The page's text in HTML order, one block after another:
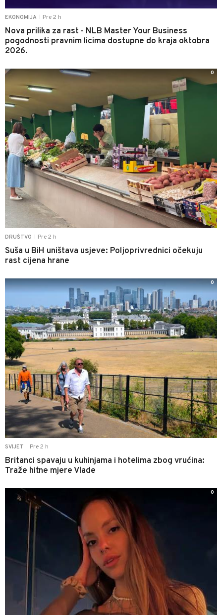
EKONOMIJA Pre 2 h
Nova prilika za rast - NLB Master Your Business
pogodnosti pravnim licima dostupne do kraja oktobra
2026.
DRUŠTVO Pre 2 h
Suša u BiH uništava usjeve: Poljoprivrednici očekuju
rast cijena hrane
0
SVIJET Pre 2 h
Britanci spavaju u kuhinjama i hotelima zbog vrućina:
Traže hitne mjere Vlade
0
0